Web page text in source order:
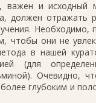
и исходный
должен отражать
чтобы они не
в нашей
(для
Очевидно,
глубоким и